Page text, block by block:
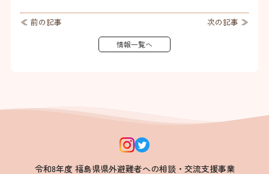
≪ 前の記事 次の記事 ≫
情報一覧へ
令和8年度 福島県県外避難者への相談・交流支援事業